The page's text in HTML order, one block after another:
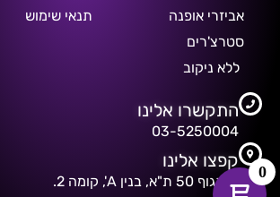
אביזרי אופנה
סטרצ'רים
ללא ניקוב
תנאי שימוש
התקשרו אלינו
03-5250004
קפצו אלינו
דיזנגוף 50 ת"א, בנין A', קומה 2.
0